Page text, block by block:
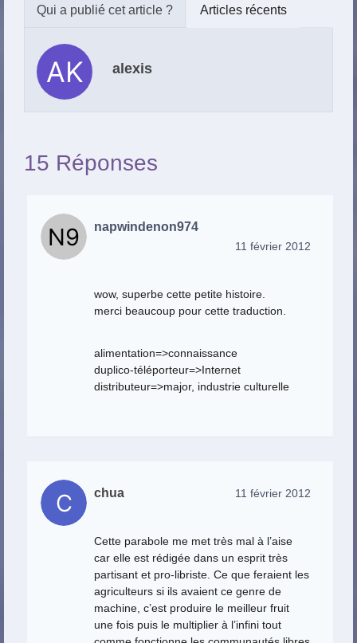
Articles récents
alexis
15 Réponses
napwindenon974
11 février 2012
wow, superbe cette petite histoire.
merci beaucoup pour cette traduction.
alimentation=>connaissance
duplico-téléporteur=>Internet
distributeur=>major, industrie culturelle
chua 11 février 2012
Cette parabole me met très mal à l’aise
car elle est rédigée dans un esprit très
partisant et pro-libriste. Ce que feraient les
agriculteurs si ils avaient ce genre de
machine, c’est produire le meilleur fruit
une fois puis le multiplier à l’infini tout